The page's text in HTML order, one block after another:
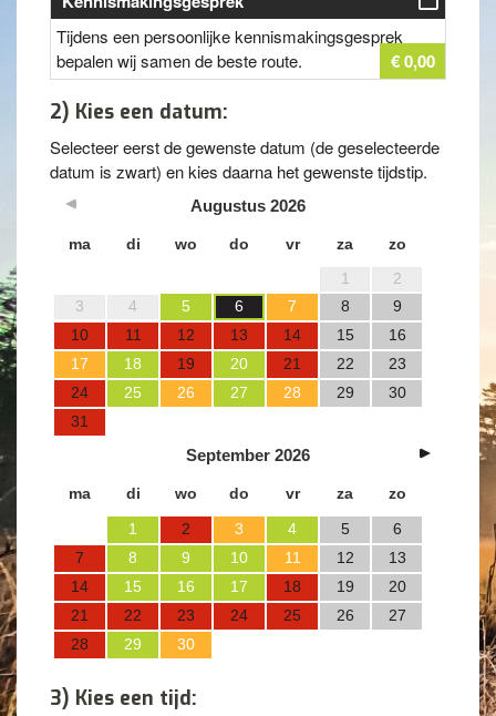
Tijdens een persoonlijke kennismakingsgesprek
bepalen wij samen de beste route.
€ 0,00
2) Kies een datum:
Selecteer eerst de gewenste datum (de geselecteerde
datum is zwart) en kies daarna het gewenste tijdstip.
Augustus 2026
ma di wo do vr za zo
1
2
3
4 5 6 7 8
9
10
11 12 13 14 15
16
17
18 19 20 21 22
23
24
25 26 27 28 29
30
31
September 2026
ma di wo do vr za zo
1 2 3 4 5
6
7
8 9 10 11 12
13
14
15 16 17 18 19
20
21
22 23 24 25 26
27
28
29 30
3) Kies een tijd: